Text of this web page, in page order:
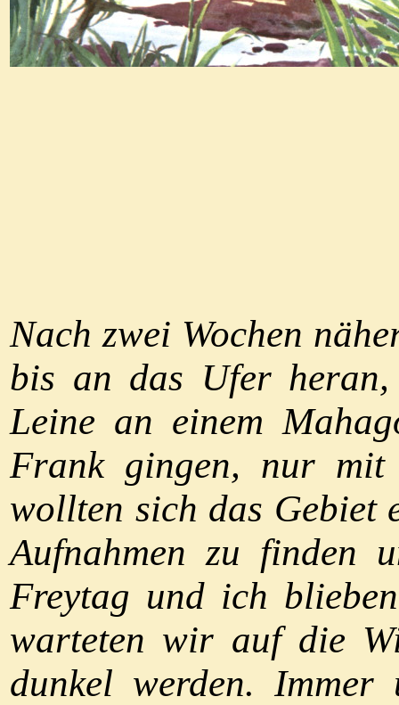
Nach zwei Wochen
bis an das Ufer
Leine an einem
Frank gingen, nur mit
wollten sich das Gebiet
Aufnahmen zu finden
Freytag und ich
warteten wir auf die
dunkel werden.